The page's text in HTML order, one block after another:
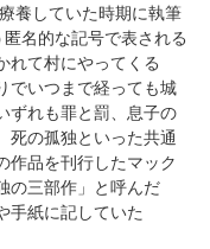
養していた時期に執筆
名的な記号で表される
れて村にやってくる
でいつまで経っても城
ずれも罪と罰、息子の
死の孤独といった共通
作品を刊行したマック
の三部作」と呼んだ
手紙に記していた